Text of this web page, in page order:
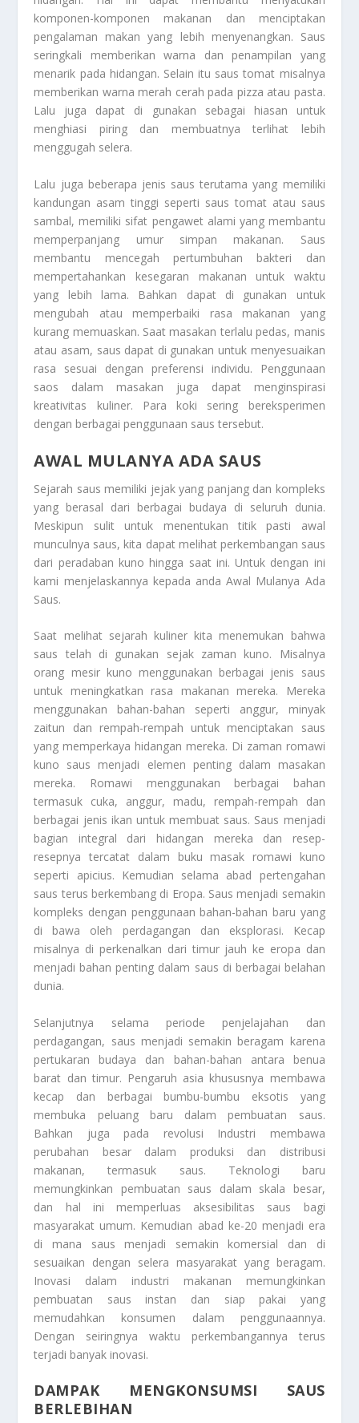
komponen-komponen makanan dan menciptakan
pengalaman makan yang lebih menyenangkan. Saus
seringkali memberikan warna dan penampilan yang
menarik pada hidangan. Selain itu saus tomat misalnya
memberikan warna merah cerah pada pizza atau pasta.
Lalu juga dapat di gunakan sebagai hiasan untuk
menghiasi piring dan membuatnya terlihat lebih
menggugah selera.
Lalu juga beberapa jenis saus terutama yang memiliki
kandungan asam tinggi seperti saus tomat atau saus
sambal, memiliki sifat pengawet alami yang membantu
memperpanjang umur simpan makanan. Saus
membantu mencegah pertumbuhan bakteri dan
mempertahankan kesegaran makanan untuk waktu
yang lebih lama. Bahkan dapat di gunakan untuk
mengubah atau memperbaiki rasa makanan yang
kurang memuaskan. Saat masakan terlalu pedas, manis
atau asam, saus dapat di gunakan untuk menyesuaikan
rasa sesuai dengan preferensi individu. Penggunaan
saos dalam masakan juga dapat menginspirasi
kreativitas kuliner. Para koki sering bereksperimen
dengan berbagai penggunaan saus tersebut.
AWAL MULANYA ADA SAUS
Sejarah saus memiliki jejak yang panjang dan kompleks
yang berasal dari berbagai budaya di seluruh dunia.
Meskipun sulit untuk menentukan titik pasti awal
munculnya saus, kita dapat melihat perkembangan saus
dari peradaban kuno hingga saat ini. Untuk dengan ini
kami menjelaskannya kepada andaAwal Mulanya Ada
Saus.
Saat melihat sejarah kuliner kita menemukan bahwa
saus telah di gunakan sejak zaman kuno. Misalnya
orang mesir kuno menggunakan berbagai jenis saus
untuk meningkatkan rasa makanan mereka. Mereka
menggunakan bahan-bahan seperti anggur, minyak
zaitun dan rempah-rempah untuk menciptakan saus
yang memperkaya hidangan mereka. Di zaman romawi
kuno saus menjadi elemen penting dalam masakan
mereka. Romawi menggunakan berbagai bahan
termasuk cuka, anggur, madu, rempah-rempah dan
berbagai jenis ikan untuk membuat saus. Saus menjadi
bagian integral dari hidangan mereka dan resep-
resepnya tercatat dalam buku masak romawi kuno
seperti apicius. Kemudian selama abad pertengahan
saus terus berkembang di Eropa. Saus menjadi semakin
kompleks dengan penggunaan bahan-bahan baru yang
di bawa oleh perdagangan dan eksplorasi. Kecap
misalnya di perkenalkan dari timur jauh ke eropa dan
menjadi bahan penting dalam saus di berbagai belahan
dunia.
Selanjutnya selama periode penjelajahan dan
perdagangan, saus menjadi semakin beragam karena
pertukaran budaya dan bahan-bahan antara benua
barat dan timur. Pengaruh asia khususnya membawa
kecap dan berbagai bumbu-bumbu eksotis yang
membuka peluang baru dalam pembuatan saus.
Bahkan juga pada revolusi Industri membawa
perubahan besar dalam produksi dan distribusi
makanan, termasuk saus. Teknologi baru
memungkinkan pembuatan saus dalam skala besar,
dan hal ini memperluas aksesibilitas saus bagi
masyarakat umum. Kemudian abad ke-20 menjadi era
di mana saus menjadi semakin komersial dan di
sesuaikan dengan selera masyarakat yang beragam.
Inovasi dalam industri makanan memungkinkan
pembuatan saus instan dan siap pakai yang
memudahkan konsumen dalam penggunaannya.
Dengan seiringnya waktu perkembangannya terus
terjadi banyak inovasi.
DAMPAK MENGKONSUMSI SAUS
BERLEBIHAN